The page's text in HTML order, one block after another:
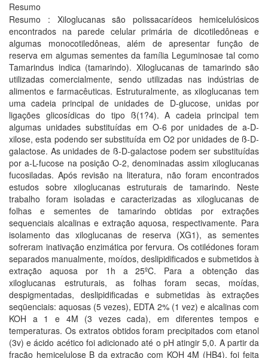
Resumo
Resumo : Xiloglucanas são polissacarídeos hemicelulósicos
encontrados na parede celular primária de dicotiledôneas e
algumas monocotiledôneas, além de apresentar função de
reserva em algumas sementes da família Leguminosae tal como
Tamarindus indica (tamarindo). Xiloglucanas de tamarindo são
utilizadas comercialmente, sendo utilizadas nas indústrias de
alimentos e farmacêuticas. Estruturalmente, as xiloglucanas tem
uma cadeia principal de unidades de D-glucose, unidas por
ligações glicosídicas do tipo ß(1?4). A cadeia principal tem
algumas unidades substituídas em O-6 por unidades de a-D-
xilose, esta podendo ser substituída em O2 por unidades de ß-D-
galactose. As unidades de ß-D-galactose podem ser substituídas
por a-L-fucose na posição O-2, denominadas assim xiloglucanas
fucosiladas. Após revisão na literatura, não foram encontrados
estudos sobre xiloglucanas estruturais de tamarindo. Neste
trabalho foram isoladas e caracterizadas as xiloglucanas de
folhas e sementes de tamarindo obtidas por extrações
sequenciais alcalinas e extração aquosa, respectivamente. Para
isolamento das xiloglucanas de reserva (XG1), as sementes
sofreram inativação enzimática por fervura. Os cotilédones foram
separados manualmente, moídos, deslipidificados e submetidos à
extração aquosa por 1h a 25ºC. Para a obtenção das
xiloglucanas estruturais, as folhas foram secas, moídas,
despigmentadas, deslipidificadas e submetidas às extrações
seqüenciais: aquosas (5 vezes), EDTA 2% (1 vez) e alcalinas com
KOH a 1 e 4M (3 vezes cada), em diferentes tempos e
temperaturas. Os extratos obtidos foram precipitados com etanol
(3v) e ácido acético foi adicionado até o pH atingir 5,0. A partir da
fração hemicelulose B da extração com KOH 4M (HB4), foi feita